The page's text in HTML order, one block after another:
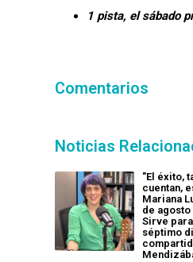
1 pista, el sábado
Comentarios
Noticias
"El éxito,
cuentan,
Mariana
de agosto
Sirve para
séptimo